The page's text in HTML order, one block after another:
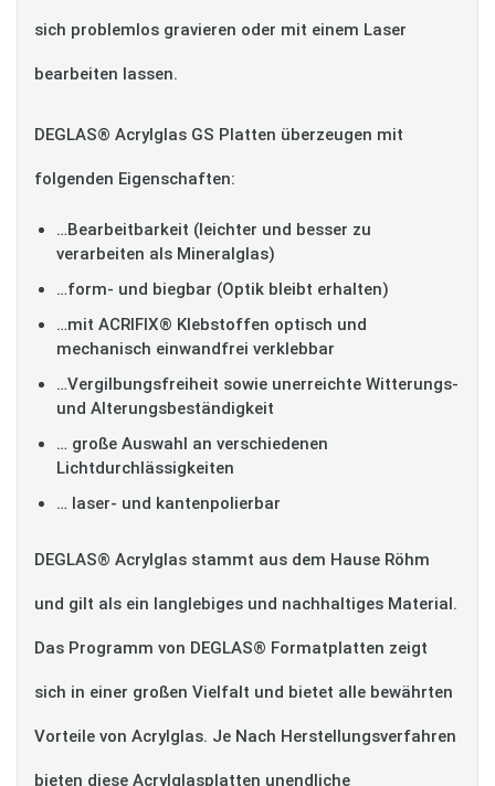
sich problemlos gravieren oder mit einem Laser
bearbeiten lassen.
DEGLAS® Acrylglas GS Platten überzeugen mit
folgenden Eigenschaften:
…Bearbeitbarkeit (leichter und besser zu
verarbeiten als Mineralglas)
…form- und biegbar (Optik bleibt erhalten)
…mit ACRIFIX® Klebstoffen optisch und
mechanisch einwandfrei verklebbar
…Vergilbungsfreiheit sowie unerreichte Witterungs-
und Alterungsbeständigkeit
… große Auswahl an verschiedenen
Lichtdurchlässigkeiten
… laser- und kantenpolierbar
DEGLAS® Acrylglas stammt aus dem Hause Röhm
und gilt als ein langlebiges und nachhaltiges Material.
Das Programm von DEGLAS® Formatplatten zeigt
sich in einer großen Vielfalt und bietet alle bewährten
Vorteile von Acrylglas. Je Nach Herstellungsverfahren
bieten diese Acrylglasplatten unendliche